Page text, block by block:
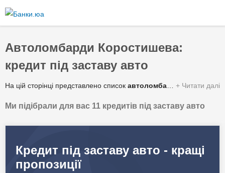
основного
Автоломбарди Коростишева:
кредит під заставу авто
На цій сторінці представлено список автоломбардів Коростишева
Зведена таблиця умов за якими можна отримати гроші під заставу автомобіля або спецтехніки від автоломбардів у Коростишеві:
✔️ Процентна ставка
Читати далі
Ми підібрали для вас 11 кредитів під заставу авто
Кредит під заставу авто - кращі
пропозиції